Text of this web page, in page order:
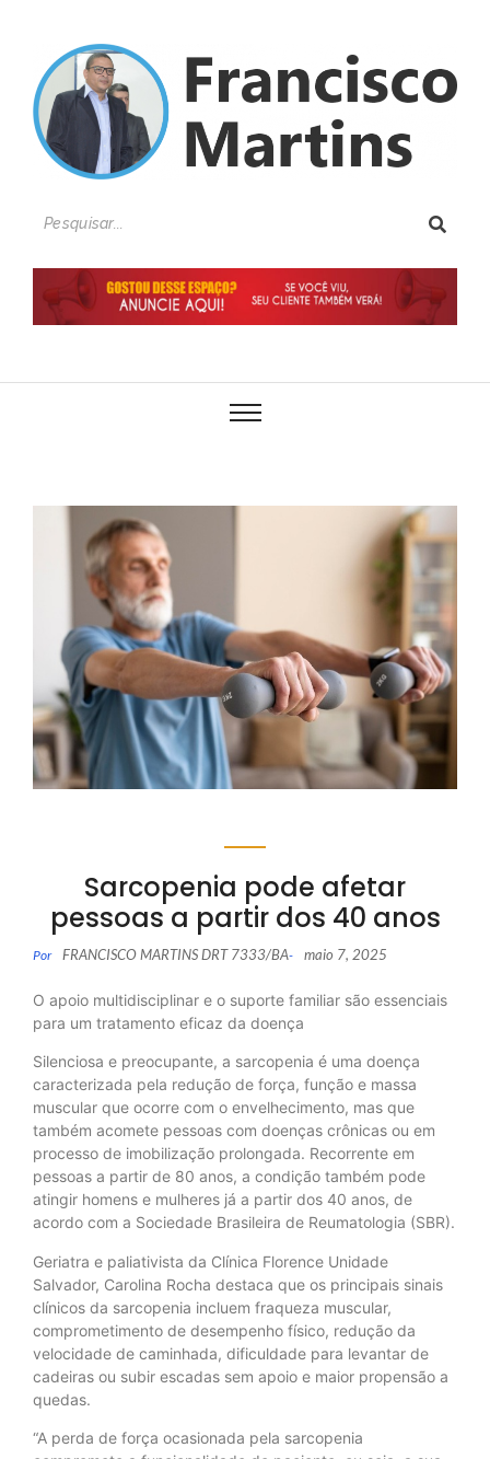
Sarcopenia pode afetar
pessoas a partir dos 40 anos
Por FRANCISCO MARTINS DRT 7333/BA- maio 7, 2025
O apoio multidisciplinar e o suporte familiar são essenciais
para um tratamento eficaz da doença
Silenciosa e preocupante, a sarcopenia é uma doença
caracterizada pela redução de força, função e massa
muscular que ocorre com o envelhecimento, mas que
também acomete pessoas com doenças crônicas ou em
processo de imobilização prolongada. Recorrente em
pessoas a partir de 80 anos, a condição também pode
atingir homens e mulheres já a partir dos 40 anos, de
acordo com a Sociedade Brasileira de Reumatologia (SBR).
Geriatra e paliativista da Clínica Florence Unidade
Salvador, Carolina Rocha destaca que os principais sinais
clínicos da sarcopenia incluem fraqueza muscular,
comprometimento de desempenho físico, redução da
velocidade de caminhada, dificuldade para levantar de
cadeiras ou subir escadas sem apoio e maior propensão a
quedas.
“A perda de força ocasionada pela sarcopenia